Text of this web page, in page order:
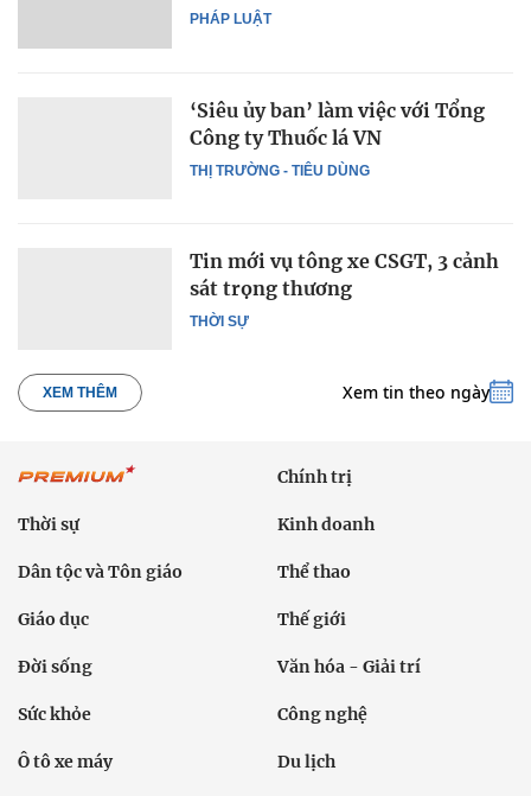
PHÁP LUẬT
THỊ TRƯỜNG - TIÊU DÙNG
‘Siêu ủy ban’ làm việc với Tổng
Công ty Thuốc lá VN
THỜI SỰ
Tin mới vụ tông xe CSGT, 3 cảnh
sát trọng thương
XEM THÊM Xem tin theo ngày
Chính trị
Thời sự Kinh doanh
Dân tộc và Tôn giáo Thể thao
Giáo dục Thế giới
Đời sống Văn hóa - Giải trí
Sức khỏe Công nghệ
Ô tô xe máy Du lịch